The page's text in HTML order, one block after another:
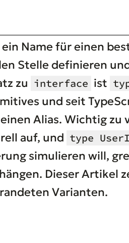
Name für einen
Stelle definieren
zu interface ist
und seit
Alias. Wichtig
auf, und type
simulieren will,
Dieser Artikel
Varianten.